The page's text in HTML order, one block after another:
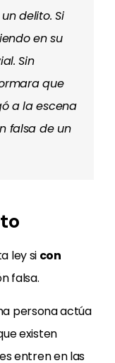
delito. Si
en su
Sin
que
a la escena
falsa de un
ley si con
falsa.
persona actúa
existen
entren en las